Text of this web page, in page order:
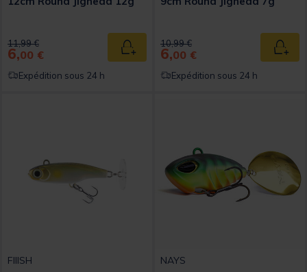
Price reduced from
11,99 €to
6,00 € Ajouter au panier
Expédition sous 24 h
Price reduced from
10,99 €to
6,00 €
Expédition sous 24 h
FIIISH NAYS